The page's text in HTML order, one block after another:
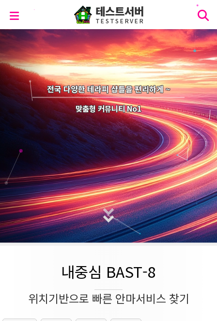
테스트서버
TE S TS E RVE R
전국 다양한 테라피 샵들을 편리하게 ~
맞춤형 커뮤니티 No1
내중심 BAST-8
위치기반으로 빠른 안마서비스 찾기